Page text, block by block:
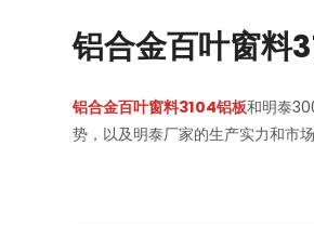
铝合金百叶窗料
铝合金百叶窗料3104铝板和明泰
势，以及明泰厂家的生产实力和市